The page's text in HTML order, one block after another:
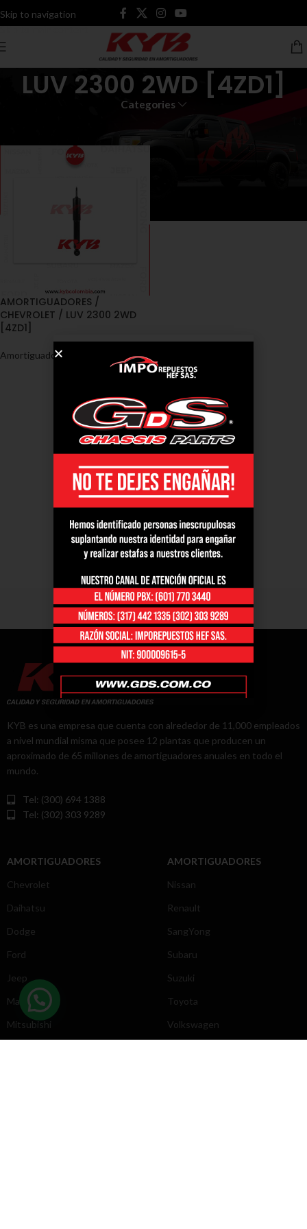
Skip to navigation
Skip to main content
LUV 2300 2WD [4ZD1]
Categories
Productos etiquetados “LUV 2300 2WD [4ZD1]”
AMORTIGUADORES /
CHEVROLET / LUV 2300 2WD
[4ZD1]
Amortiguadores
KYB es una empresa que cuenta con alrededor de 11,000 empleados
a nivel mundial misma que posee 12 plantas que producen un
aproximado de 65 millones de amortiguadores anuales en todo el
mundo.
Tel: (300) 694 1388
Tel: (302) 303 9289
AMORTIGUADORES
Chevrolet
Daihatsu
Dodge
Ford
Jeep
Mazda
Mitsubishi
AMORTIGUADORES
Nissan
Renault
SangYong
Subaru
Suzuki
Toyota
Volkswagen